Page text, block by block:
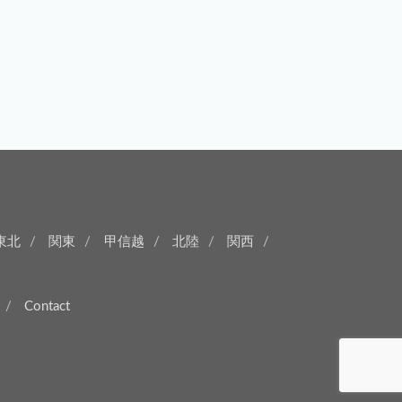
北 関東 甲信越 北陸
関西
Contact